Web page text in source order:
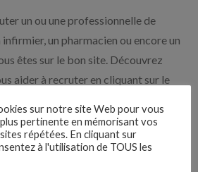
un ou une professionnelle de
un pharmacien ou encore un
êtes sur le bon site. Découvrez
aider à recruter en cliquant sur le
entreprises
sur notre site Web pour vous
pertinente en mémorisant vos
répétées. En cliquant sur
à l'utilisation de TOUS les